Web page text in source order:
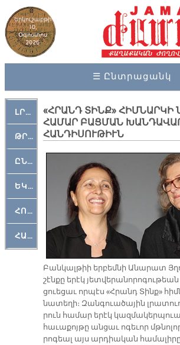
Երկուշաբթի
10,
Օգոստոս
2026
☰ Ընտրացանկ
ԼՐԱՀՈՍ
ԹՐՔԱՀԱՅ ԿԵԱՆՔ
ԸՆԿԵՐԱՄՇԱԿՈՒԹԱՅԻՆ
ԵԿԵՂԵՑԱԿԱՆ
ՀՈԳԵՄՏԱՒՈՐ
ՀԱՐԹԱԿ
«ՀՐԱՆԴ ՏԻՆՔ» ՀԻՄՆԱՐԿԻ
ՀԱՄԱՐ ԲԱՑՄԱՆ
ՀԱՆԴԻՍՈՒԹԻՒՆ
Բան­կալ­թիի եր­բեմ­նի Ա­նա­րատ
շէն­քը ե­րէկ
ցուե­ցաւ որ­պէս «Հրանդ Տինք»
նա­տե­ղի։ Զան­գուա­ծա­յին
րուն հա­մար ե­րէկ
հա­ւա­քոյ­թը ան­ցաւ ո­գե­ւոր
րո­գեալ այս ար­դիա­կան